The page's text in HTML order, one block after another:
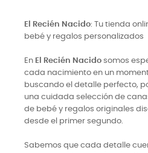
El Recién Nacido: Tu tienda
bebé y regalos personalizados
En El Recién Nacido somos
cada nacimiento en un
buscando el detalle perfecto,
una cuidada selección de
de bebé y regalos originales
desde el primer segundo.
Sabemos que cada detalle